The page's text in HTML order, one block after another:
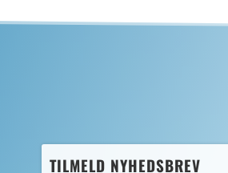
TILMELD NYHEDSBREV